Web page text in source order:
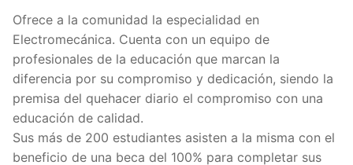
Ofrece a la comunidad la especialidad en
Electromecánica. Cuenta con un equipo de
profesionales de la educación que marcan la
diferencia por su compromiso y dedicación, siendo la
premisa del quehacer diario el compromiso con una
educación de calidad.
Sus más de 200 estudiantes asisten a la misma con el
beneficio de una beca del 100% para completar sus